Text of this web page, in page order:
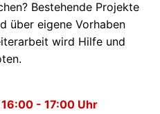
Bestehende Projekte
über eigene Vorhaben
wird Hilfe und
- 17:00 Uhr